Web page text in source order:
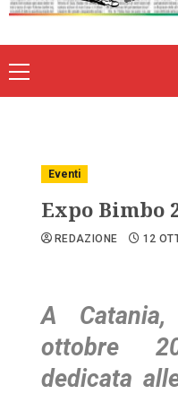
Eventi
Expo Bimbo
REDAZIONE 12
A
ottobre
dedicata